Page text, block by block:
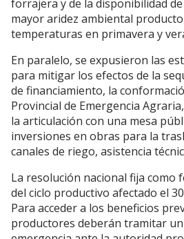
forrajera y de la disponibilidad
mayor aridez ambiental
temperaturas en primavera y
En paralelo, se expusieron las
para mitigar los efectos de la
de financiamiento, la
Provincial de Emergencia
la articulación con una mesa
inversiones en obras para la
canales de riego, asistencia
La resolución nacional fija como
del ciclo productivo afectado el
Para acceder a los beneficios
productores deberán tramitar